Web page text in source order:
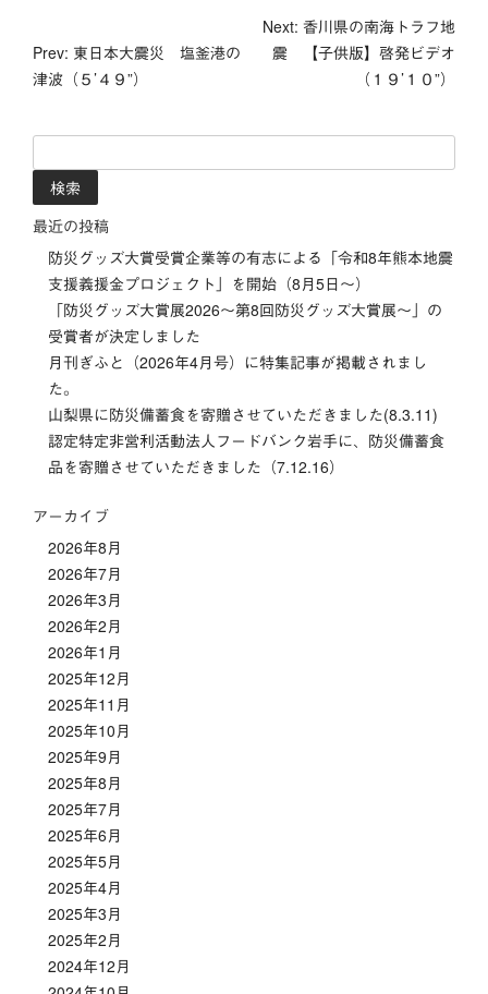
投
稿
ナ
ビ
ゲ
ー
シ
ョ
ン
Prev: 東日本大震災 塩釜港の
津波（５’４９”）
Next: 香川県の南海トラフ地
震 【子供版】啓発ビデオ
（１９’１０”）
索:
最近の投稿
防災グッズ大賞受賞企業等の有志による「令和8年熊本地震
支援義援金プロジェクト」を開始（8月5日～）
「防災グッズ⼤賞展2026〜第8回防災グッズ⼤賞展〜」の
受賞者が決定しました
月刊ぎふと（2026年4月号）に特集記事が掲載されまし
た。
山梨県に防災備蓄食を寄贈させていただきました(8.3.11)
認定特定非営利活動法人フードバンク岩手に、防災備蓄食
品を寄贈させていただきました（7.12.16）
アーカイブ
2026年8月
2026年7月
2026年3月
2026年2月
2026年1月
2025年12月
2025年11月
2025年10月
2025年9月
2025年8月
2025年7月
2025年6月
2025年5月
2025年4月
2025年3月
2025年2月
2024年12月